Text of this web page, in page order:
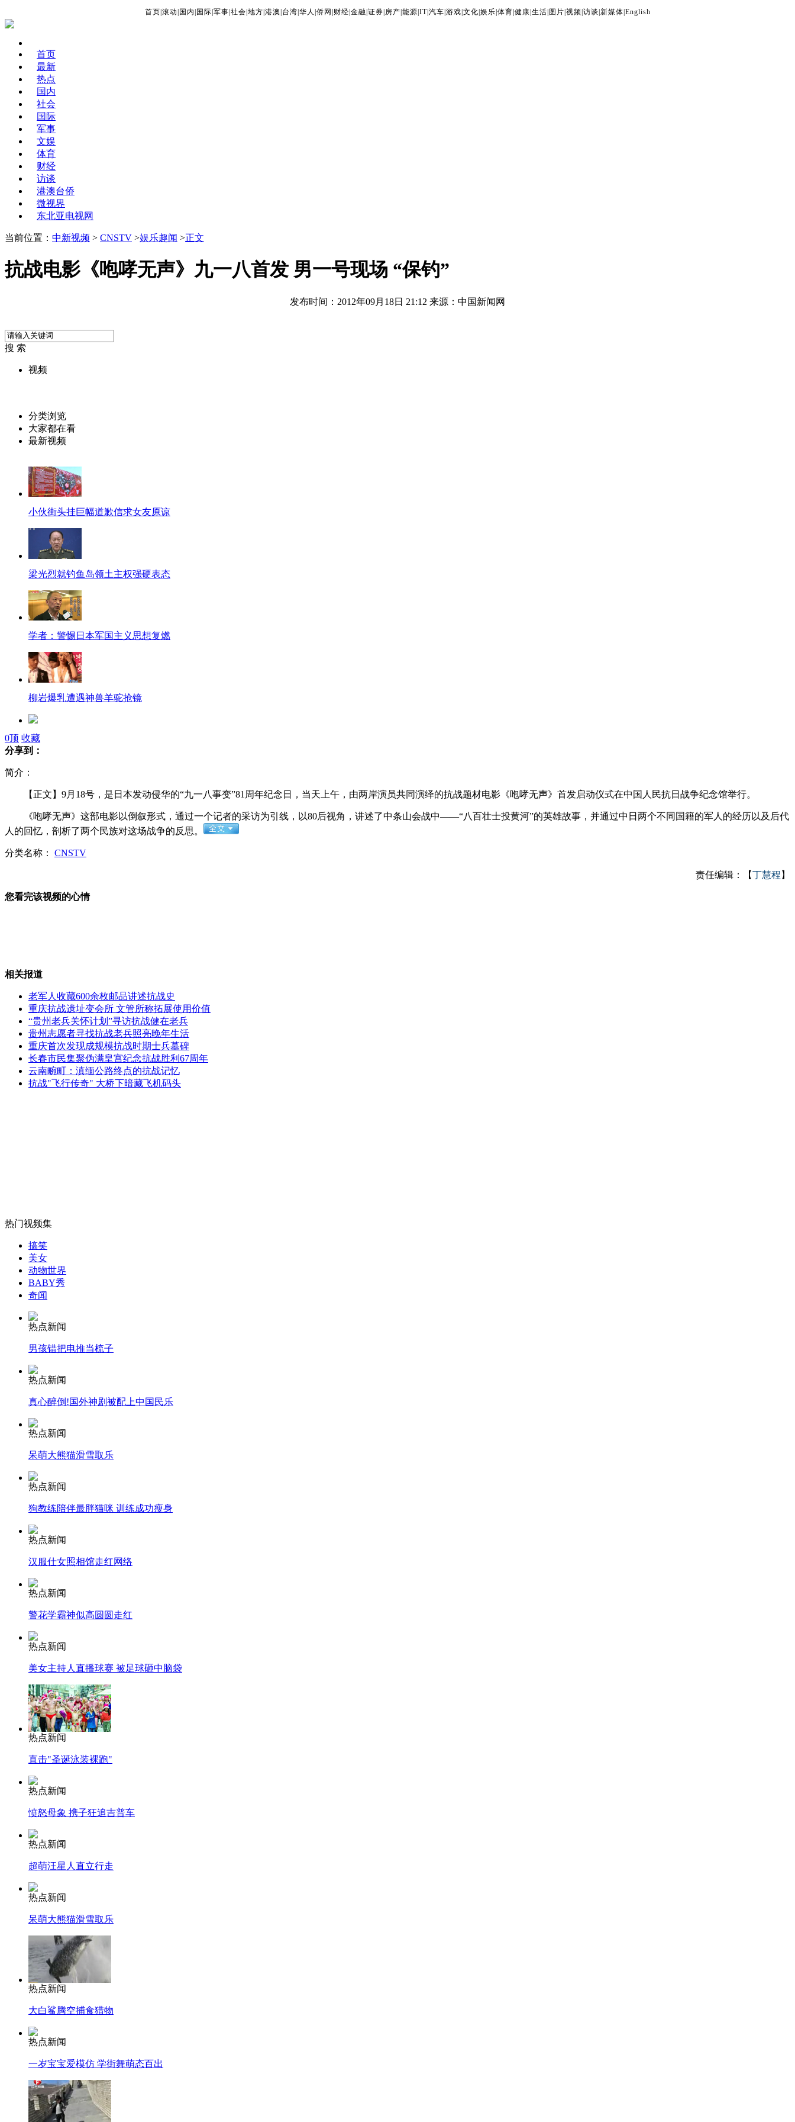
首页 滚动 国内 国际 军事 社会 地方 港澳 台湾 华人 侨网 财经 金融 证券 房产 能源 IT| 汽车 游戏 文化 娱乐 体育 健康 生活 图片 视频 访谈 新媒体 English
首页
最新
热点
国内
社会
国际
军事
文娱
体育
财经
访谈
港澳台侨
微视界
东北亚电视网
当前位置： 中新视频 > CNSTV >娱乐趣闻 >正文
抗战电影《咆哮无声》九一八首发 男一号现场 “保钓”
发布时间：2012年09月18日 21:12 来源：中国新闻网
搜 索
视频
分类浏览
大家都在看
最新视频
小伙街头挂巨幅道歉信求女友原谅
梁光烈就钓鱼岛领土主权强硬表态
学者：警惕日本军国主义思想复燃
柳岩爆乳遭遇神兽羊驼抢镜
巴基斯坦成功试射可携带核弹头巡航导弹
11艘中国公务船驶入钓鱼岛海域
山西运城恶犬咬伤多人 警民合力深夜将其击毙
女孩北京地铁殴打老人 痛下狠手拳打脚踢
安徽一实载49人客车翻车
消防员救轻生者
司机酒驾遇交警 急速倒车逃窜
0顶 收藏
分享到：
简介：
【正文】9月18号，是日本发动侵华的“九一八事变”81周年纪念日，当天上午，由两岸演员共同演绎的抗战题材电影《咆哮无声》首发启动仪式在中国人民抗日战争纪念馆举行。
《咆哮无声》这部电影以倒叙形式，通过一个记者的采访为引线，以80后视角，讲述了中条山会战中——“八百壮士投黄河”的英雄故事，并通过中日两个不同国籍的军人的经历以及后代
人的回忆，剖析了两个民族对这场战争的反思。
分类名称： CNSTV
责任编辑：【丁慧程 】
您看完该视频的心情
相关报道
老军人收藏600余枚邮品讲述抗战史
重庆抗战遗址变会所 文管所称拓展使用价值
“贵州老兵关怀计划”寻访抗战健在老兵
贵州志愿者寻找抗战老兵照亮晚年生活
重庆首次发现成规模抗战时期士兵墓碑
长春市民集聚伪满皇宫纪念抗战胜利67周年
云南畹町：滇缅公路终点的抗战记忆
抗战"飞行传奇" 大桥下暗藏飞机码头
热门视频集
搞笑
美女
动物世界
BABY秀
奇闻
热点新闻
男孩错把电推当梳子
热点新闻
真心醉倒!国外神剧被配上中国民乐
热点新闻
呆萌大熊猫滑雪取乐
热点新闻
狗教练陪伴最胖猫咪 训练成功瘦身
热点新闻
汉服仕女照相馆走红网络
热点新闻
警花学霸神似高圆圆走红
热点新闻
美女主持人直播球赛 被足球砸中脑袋
热点新闻
直击"圣诞泳装裸跑"
热点新闻
愤怒母象 携子狂追吉普车
热点新闻
超萌汪星人直立行走
热点新闻
呆萌大熊猫滑雪取乐
热点新闻
大白鲨腾空捕食猎物
热点新闻
一岁宝宝爱模仿 学街舞萌态百出